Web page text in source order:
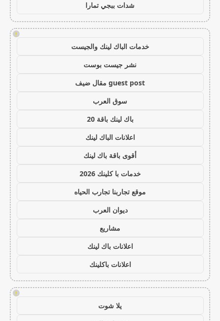
شدات ببجي تمارا
!
خدمات الباك لينك والجيست
نشر جيست بوست
guest post مقال ضيف
سوق العرب
باك لينك باقة 20
اعلانات الباك لينك
أقوى باقة باك لينك
خدمات با كلينك 2026
موقع تجاربنا تجارب الحياه
ديوان العرب
مشاريع
اعلانات باك لينك
اعلانات باكلينك
!
يلا شوت